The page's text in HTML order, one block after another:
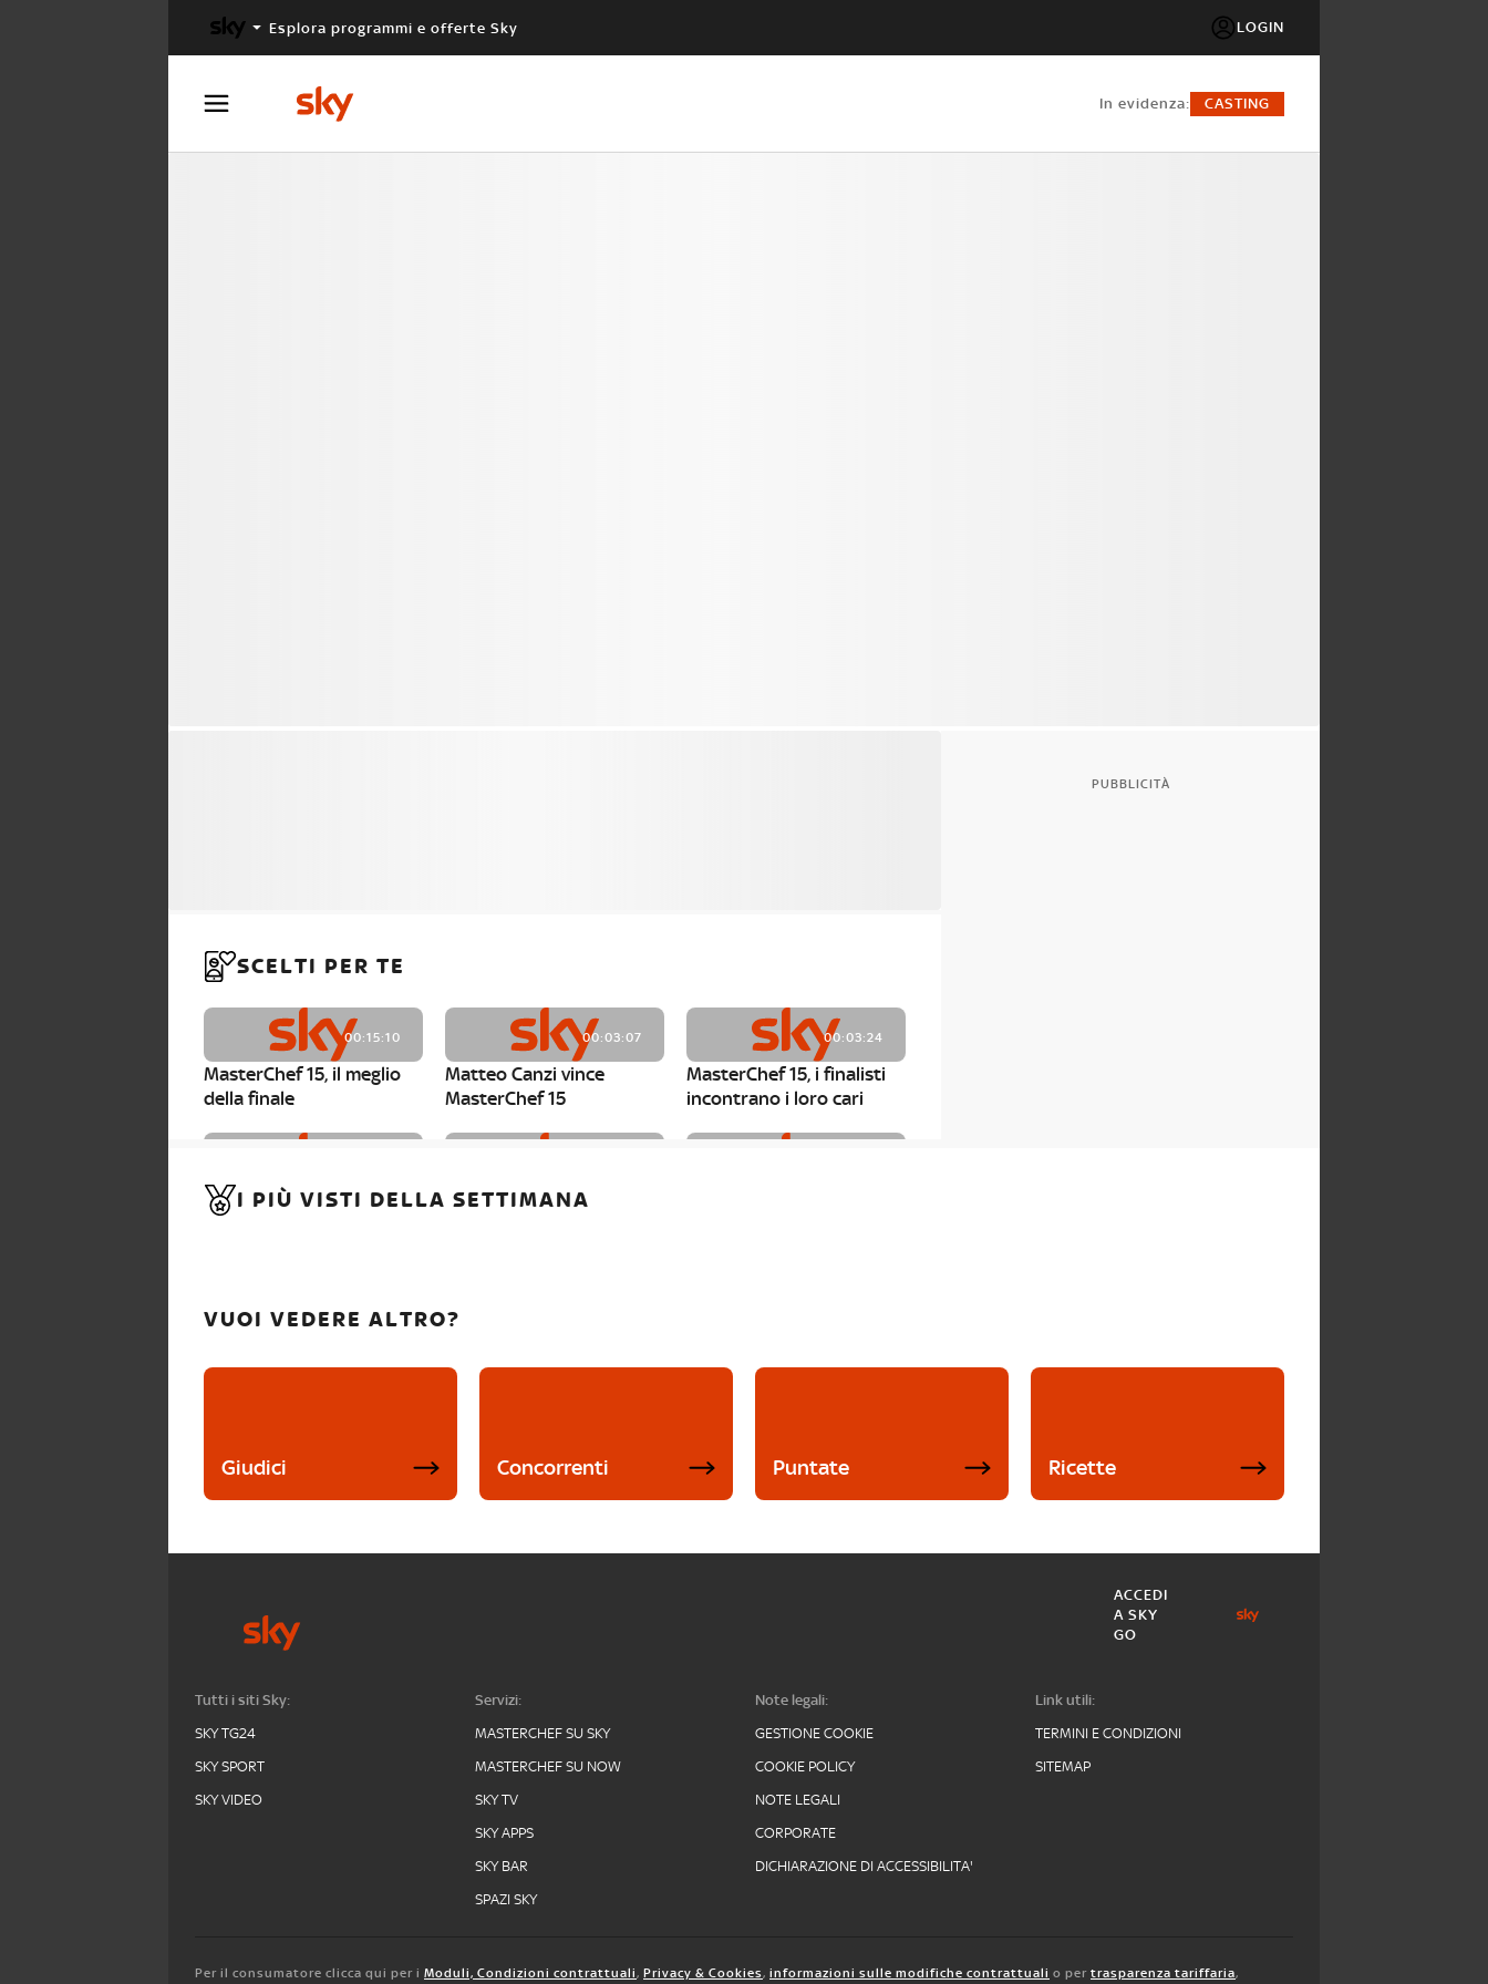
Esplora programmi e offerte Sky LOGIN
in evidenza: CASTING
SCELTI PER TE
00:15:10
MasterChef 15, il meglio
della finale
00:03:07
Matteo Canzi vince
MasterChef 15
00:03:24
MasterChef 15, i finalisti
incontrano i loro cari
MasterChef 15, Carlotta è
MasterChef 15, Matteo
PUBBLICITÀ
I PIÙ VISTI DELLA SETTIMANA
VUOI VEDERE ALTRO?
Giudici Concorrenti Puntate Ricette
ACCEDI
A SKY
GO
Tutti i siti Sky:
SKY TG24
SKY SPORT
SKY VIDEO
Servizi:
MASTERCHEF SU SKY
MASTERCHEF SU NOW
SKY TV
SKY APPS
SKY BAR
SPAZI SKY
Note legali:
GESTIONE COOKIE
COOKIE POLICY
NOTE LEGALI
CORPORATE
DICHIARAZIONE DI ACCESSIBILITA'
Link utili:
TERMINI E CONDIZIONI
SITEMAP
Per il consumatore clicca qui per i Moduli, Condizioni contrattuali, Privacy & Cookies, informazioni sulle modifiche contrattuali o per trasparenza tariffaria,